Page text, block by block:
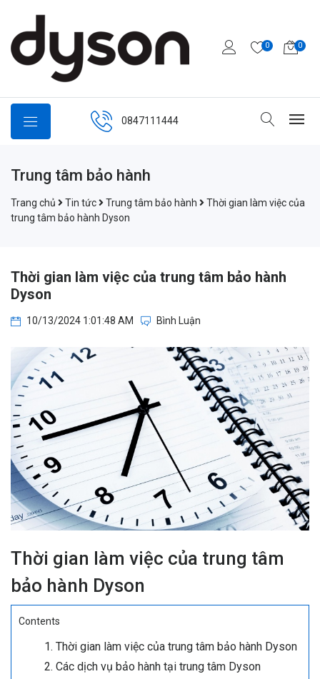
0 0
0847111444
Trung tâm bảo hành
Trang chủ Tin tức Trung tâm bảo hành
Thời gian làm việc của
trung tâm bảo hành Dyson
Thời gian làm việc của trung tâm bảo hành
Dyson
10/13/2024 1:01:48 AM Bình Luận
Thời gian làm việc của trung tâm
bảo hành Dyson
Contents
Thời gian làm việc của trung tâm bảo hành Dyson
Các dịch vụ bảo hành tại trung tâm Dyson